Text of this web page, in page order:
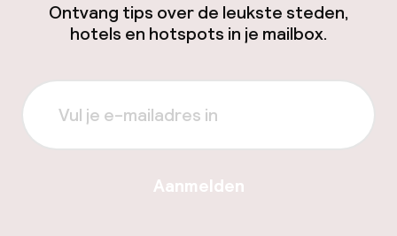
Ontvang tips over de leukste steden,
hotels en hotspots in je mailbox.
Aanmelden